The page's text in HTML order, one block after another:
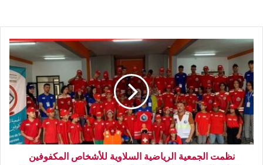
نظمت الجمعية الرياضية السلاوية للأشخاص المكفوفين